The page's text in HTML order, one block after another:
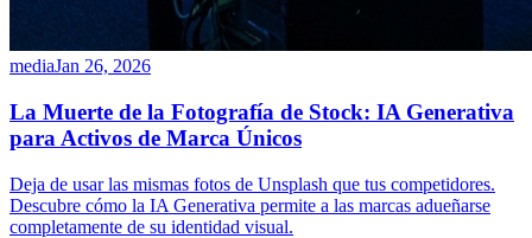
mediaJan 26, 2026
La Muerte de la Fotografía de Stock: IA Generativa
para Activos de Marca Únicos
Deja de usar las mismas fotos de Unsplash que tus competidores.
Descubre cómo la IA Generativa permite a las marcas adueñarse
completamente de su identidad visual.